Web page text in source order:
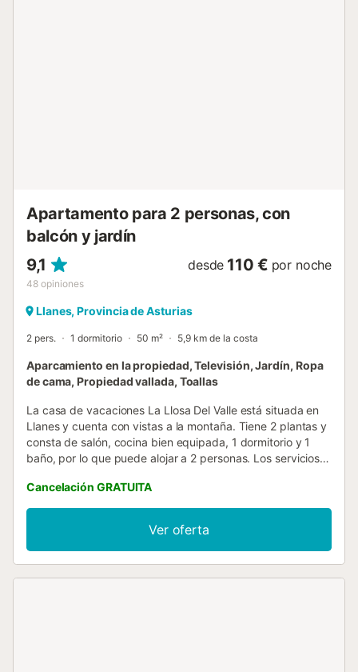
Apartamento para 2 personas, con
balcón y jardín
9,1
48 opiniones
desde 110 € por noche
Llanes, Provincia de Asturias
2 pers. 1 dormitorio 50 m² 5,9 km de la costa
Aparcamiento en la propiedad, Televisión, Jardín, Ropa
de cama, Propiedad vallada, Toallas
La casa de vacaciones La Llosa Del Valle está situada en
Llanes y cuenta con vistas a la montaña. Tiene 2 plantas y
consta de salón, cocina bien equipada, 1 dormitorio y 1
baño, por lo que puede alojar a 2 personas. Los servicios
una cuna disponible. Este alojamiento no ofrece: Wi-Fi y
aire acondicionado. Este alojamiento dispone de un
espacio privado al aire libre con jardín, terraza y barbacoa.
Hay una plaza de aparcamiento disponible en el recinto.
Se permite un máximo de 2 mascotas. No se permite
Cancelación GRATUITA
Ver oferta